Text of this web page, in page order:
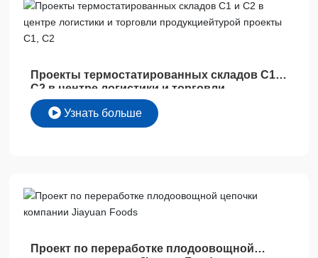
Проекты термостатированных складов C1 и
C2 в центре логистики и торговли
продукциейтурой проекты C1, C2
Узнать больше
Проект по переработке плодоовощной